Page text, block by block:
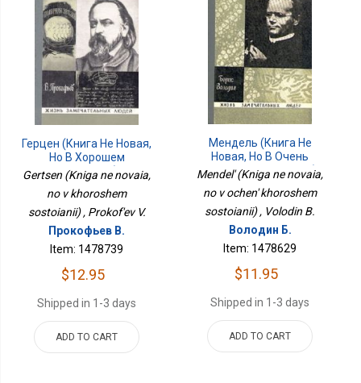
Герцен (Книга Не Новая,
Но В Хорошем
Состоянии)
Gertsen (Kniga ne novaia,
no v khoroshem
sostoianii) , Prokof'ev V.
Прокофьев В.
Item: 1478739
$12.95
Shipped in 1-3 days
ADD TO CART
Мендель (Книга Не
Новая, Но В Очень
Хорошем Состоянии)
Mendel' (Kniga ne novaia,
no v ochen' khoroshem
sostoianii) , Volodin B.
Володин Б.
Item: 1478629
$11.95
Shipped in 1-3 days
ADD TO CART